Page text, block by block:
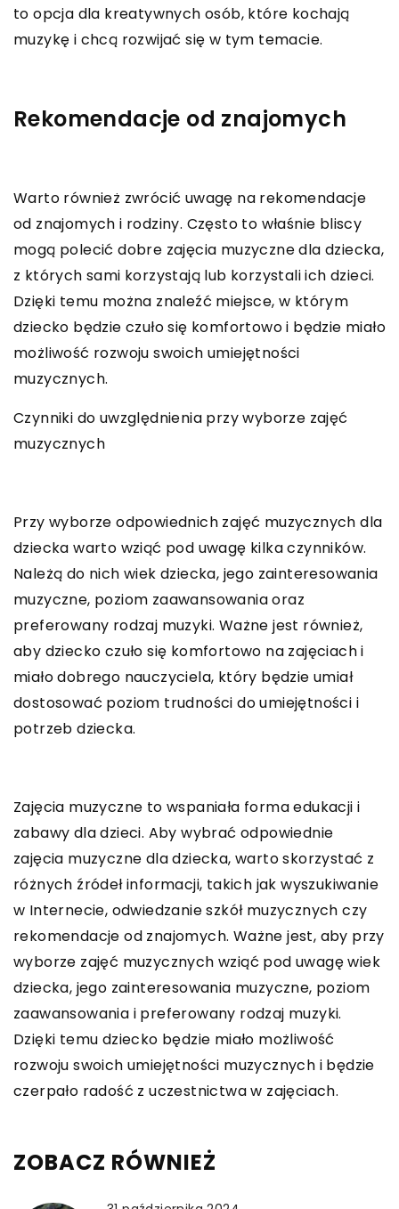
to opcja dla kreatywnych osób, które kochają
muzykę i chcą rozwijać się w tym temacie.
Rekomendacje od znajomych
Warto również zwrócić uwagę na rekomendacje
od znajomych i rodziny. Często to właśnie bliscy
mogą polecić dobre zajęcia muzyczne dla dziecka,
z których sami korzystają lub korzystali ich dzieci.
Dzięki temu można znaleźć miejsce, w którym
dziecko będzie czuło się komfortowo i będzie miało
możliwość rozwoju swoich umiejętności
muzycznych.
Czynniki do uwzględnienia przy wyborze zajęć
muzycznych
Przy wyborze odpowiednich zajęć muzycznych dla
dziecka warto wziąć pod uwagę kilka czynników.
Należą do nich wiek dziecka, jego zainteresowania
muzyczne, poziom zaawansowania oraz
preferowany rodzaj muzyki. Ważne jest również,
aby dziecko czuło się komfortowo na zajęciach i
miało dobrego nauczyciela, który będzie umiał
dostosować poziom trudności do umiejętności i
potrzeb dziecka.
Zajęcia muzyczne to wspaniała forma edukacji i
zabawy dla dzieci. Aby wybrać odpowiednie
zajęcia muzyczne dla dziecka, warto skorzystać z
różnych źródeł informacji, takich jak wyszukiwanie
w Internecie, odwiedzanie szkół muzycznych czy
rekomendacje od znajomych. Ważne jest, aby przy
wyborze zajęć muzycznych wziąć pod uwagę wiek
dziecka, jego zainteresowania muzyczne, poziom
zaawansowania i preferowany rodzaj muzyki.
Dzięki temu dziecko będzie miało możliwość
rozwoju swoich umiejętności muzycznych i będzie
czerpało radość z uczestnictwa w zajęciach.
ZOBACZ RÓWNIEŻ